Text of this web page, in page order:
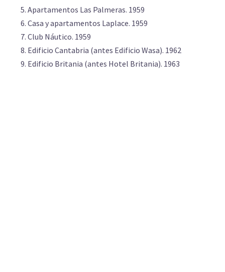
Apartamentos Las Palmeras. 1959
Casa y apartamentos Laplace. 1959
Club Náutico. 1959
Edificio Cantabria (antes Edificio Wasa). 1962
Edificio Britania (antes Hotel Britania). 1963